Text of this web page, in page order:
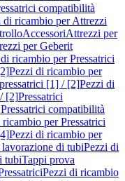
compatibilità
di ricambio per Attrezzi
AccessoriAttrezzi per
per Geberit
ricambio per Pressatrici
Pezzi di ricambio per
[1] / [2]Pezzi di
[2]Pressatrici
compatibilità
per Pressatrici
Pezzi di ricambio per
di tubiPezzi di
tubiTappi prova
Pezzi di ricambio